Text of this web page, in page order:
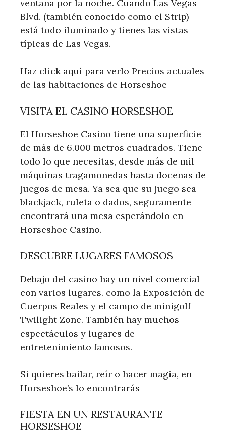
ventana por la noche. Cuando Las Vegas
Blvd. (también conocido como el Strip)
está todo iluminado y tienes las vistas
típicas de Las Vegas.
Haz click aquí para verlo Precios actuales
de las habitaciones de Horseshoe
VISITA EL CASINO HORSESHOE
El Horseshoe Casino tiene una superficie
de más de 6.000 metros cuadrados. Tiene
todo lo que necesitas, desde más de mil
máquinas tragamonedas hasta docenas de
juegos de mesa. Ya sea que su juego sea
blackjack, ruleta o dados, seguramente
encontrará una mesa esperándolo en
Horseshoe Casino.
DESCUBRE LUGARES FAMOSOS
Debajo del casino hay un nivel comercial
con varios lugares. como la Exposición de
Cuerpos Reales y el campo de minigolf
Twilight Zone. También hay muchos
espectáculos y lugares de
entretenimiento famosos.
Si quieres bailar, reír o hacer magia, en
Horseshoe’s lo encontrarás
FIESTA EN UN RESTAURANTE
HORSESHOE